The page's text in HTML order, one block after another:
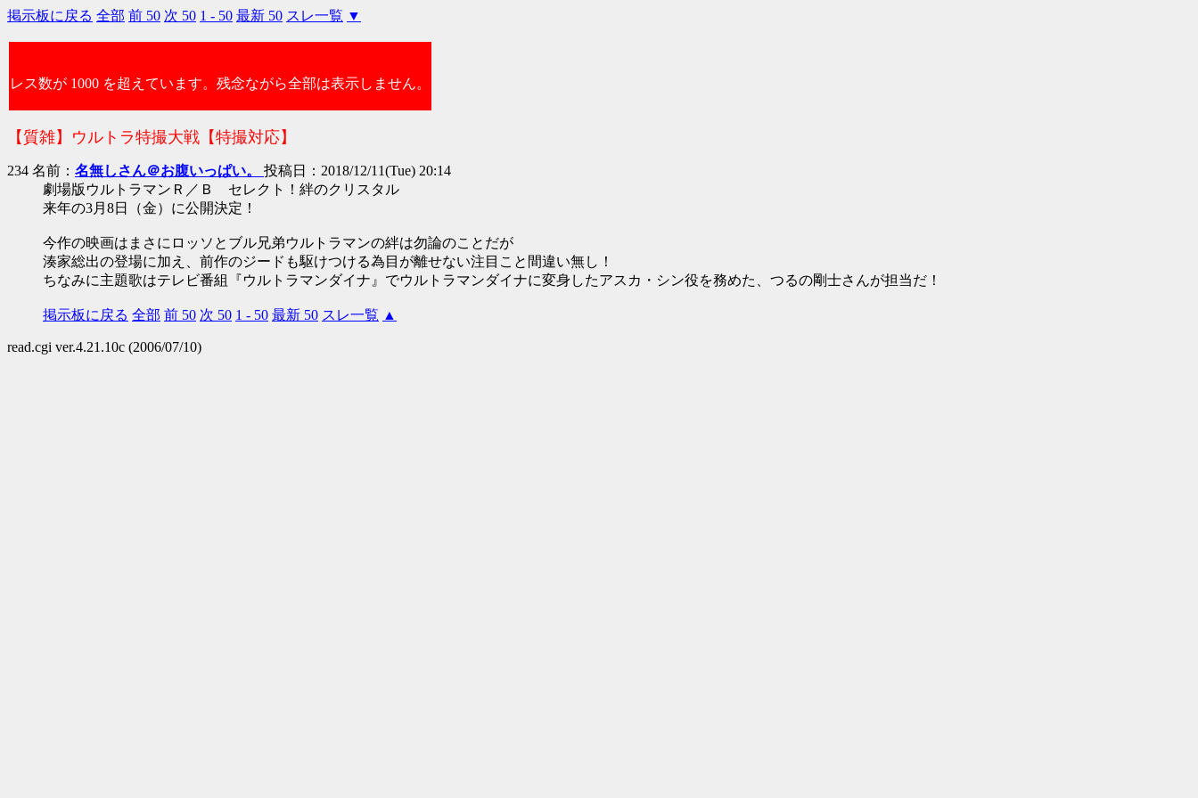
掲示板に戻る 全部 前 50 次 50 1 - 50 最新 50 スレ一覧 ▼
レス数が 1000 を超えています。残念ながら全部は表示しません。
【質雑】ウルトラ特撮大戦【特撮対応】
234 名前： 名無しさん＠お腹いっぱい。 投稿日：2018/12/11(Tue) 20:14
劇場版ウルトラマンＲ／Ｂ セレクト！絆のクリスタル
来年の3月8日（金）に公開決定！
今作の映画はまさにロッソとブル兄弟ウルトラマンの絆は勿論のことだが
湊家総出の登場に加え、前作のジードも駆けつける為目が離せない注目こと間違い無し！
ちなみに主題歌はテレビ番組『ウルトラマンダイナ』でウルトラマンダイナに変身したアスカ・シン役を務めた、つるの剛士さんが担当だ！
掲示板に戻る 全部 前 50 次 50 1 - 50 最新 50 スレ一覧 ▲
read.cgi ver.4.21.10c (2006/07/10)